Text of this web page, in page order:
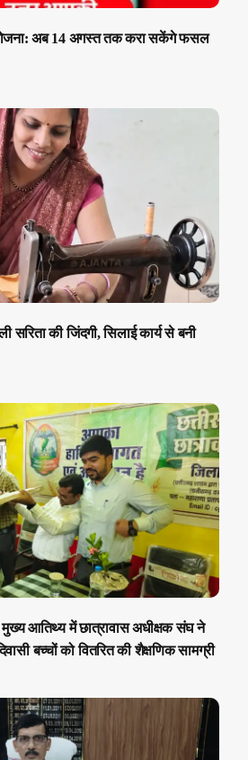
अब 14 अगस्त तक करा सकेंगे फसल
सरिता की जिंदगी, सिलाई कार्य से बनी
आतिथ्य में छात्रावास अधीक्षक संघ ने
बच्चों को वितरित की शैक्षणिक सामग्री